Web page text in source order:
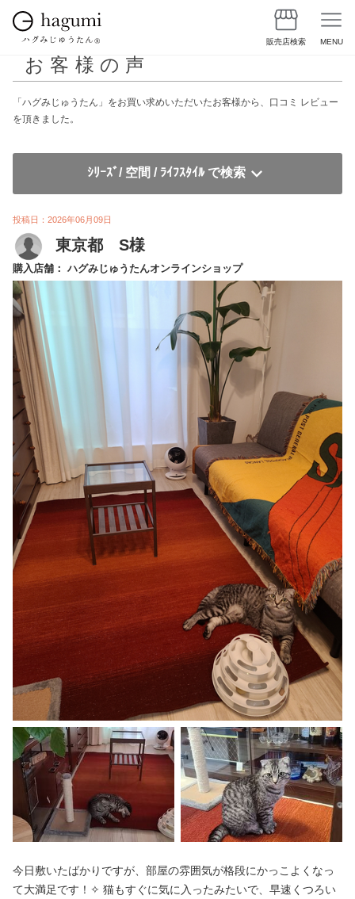
販売店検索 MENU
お客様の声
「ハグみじゅうたん」をお買い求めいただいたお客様から、口コミ レビュー
を頂きました。
ｼﾘｰｽﾞ/ 空間 / ﾗｲﾌｽﾀｲﾙ で検索
投稿日：2026年06月09日
東京都 S様
購入店舗： ハグみじゅうたんオンラインショップ
今日敷いたばかりですが、部屋の雰囲気が格段にかっこよくなっ
て大満足です！✧ 猫もすぐに気に入ったみたいで、早速くつろい